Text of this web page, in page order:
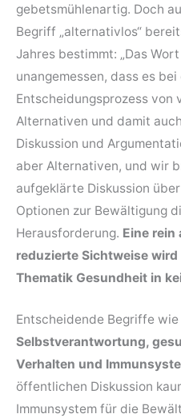
gebetsmühlenartig. Doch
Begriff „alternativlos“
Jahres bestimmt: „Das
unangemessen, dass es bei
Entscheidungsprozess von
Alternativen und damit
Diskussion und
aber Alternativen, und wir
aufgeklärte Diskussion
Optionen zur Bewältigung
Herausforderung. Eine rein
reduzierte Sichtweise
Thematik Gesundheit in
Entscheidende Begriffe wie
Selbstverantwortung,
Verhalten und
öffentlichen Diskussion
Immunsystem für die